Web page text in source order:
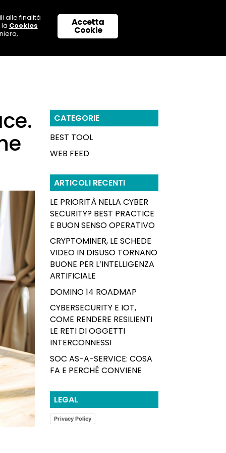
NOI SUPPORTO & CONTATTI
CATEGORIE
BEST TOOL
WEB FEED
ARTICOLI RECENTI
LE PRIORITÀ NELLA CYBER
SECURITY? BEST PRACTICE
E BUON SENSO OPERATIVO
CRYPTOMINER, LE SCHEDE
VIDEO IN DISUSO TORNANO
BUONE PER L’INTELLIGENZA
ARTIFICIALE
DOMINO 14 ROADMAP
CYBERSECURITY E IOT,
COME RENDERE RESILIENTI
LE RETI DI OGGETTI
INTERCONNESSI
SOC AS-A-SERVICE: COSA
FA E PERCHÉ CONVIENE
LEGAL
Privacy Policy
Accetta
Cookie
alle finalità
Cookies